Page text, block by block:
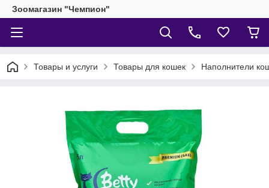
Зоомагазин "Чемпион"
Товары и услуги Товары для кошек Наполнители